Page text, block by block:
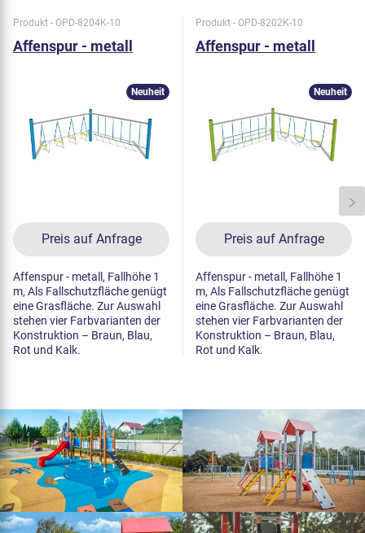
Produkt - OPD-8204K-10
Affenspur - metall
Preis auf Anfrage
Neuheit
Affenspur - metall, Fallhöhe 1
m, Als Fallschutzfläche genügt
eine Grasfläche. Zur Auswahl
stehen vier Farbvarianten der
Konstruktion – Braun, Blau,
Rot und Kalk.
Produkt - OPD-8202K-10
Affenspur - metall
Preis auf Anfrage
Neuheit
Affenspur - metall, Fallhöhe 1
m, Als Fallschutzfläche genügt
eine Grasfläche. Zur Auswahl
stehen vier Farbvarianten der
Konstruktion – Braun, Blau,
Rot und Kalk.